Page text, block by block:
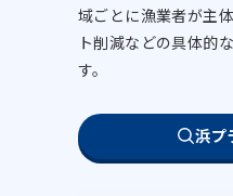
域ごとに漁業者が主
ト削減などの具体的
す。
浜プ